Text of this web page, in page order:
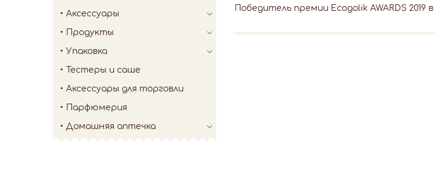
Аксессуары
Продукты
Упаковка
Тестеры и саше
Аксессуары для торговли
Парфюмерия
Домашняя аптечка
Победитель премии Ecogolik AWARDS